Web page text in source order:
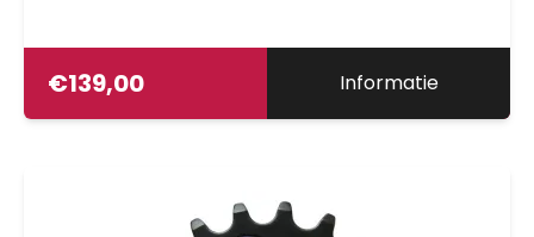
€139,00 Informatie